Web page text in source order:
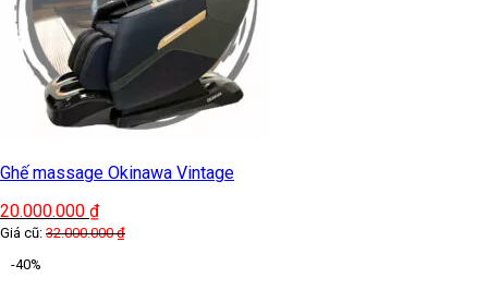
Ghế massage Okinawa Vintage
20.000.000 ₫
Giá cũ: 32.000.000₫
-40%